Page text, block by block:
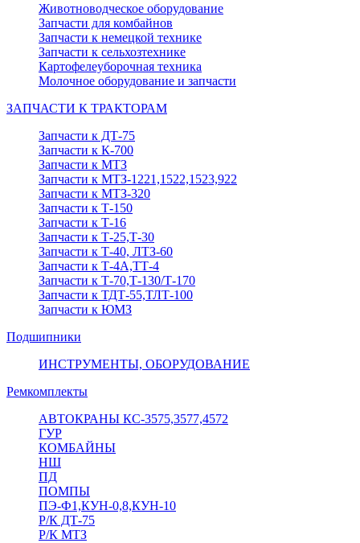
Животноводческое оборудование
Запчасти для комбайнов
Запчасти к немецкой технике
Запчасти к сельхозтехнике
Картофелеуборочная техника
Молочное оборудование и запчасти
ЗАПЧАСТИ К ТРАКТОРАМ
Запчасти к ДТ-75
Запчасти к К-700
Запчасти к МТЗ
Запчасти к МТЗ-1221,1522,1523,922
Запчасти к МТЗ-320
Запчасти к Т-150
Запчасти к Т-16
Запчасти к Т-25,Т-30
Запчасти к Т-40, ЛТЗ-60
Запчасти к Т-4А,ТТ-4
Запчасти к Т-70,Т-130/Т-170
Запчасти к ТДТ-55,ТЛТ-100
Запчасти к ЮМЗ
Подшипники
ИНСТРУМЕНТЫ, ОБОРУДОВАНИЕ
Ремкомплекты
АВТОКРАНЫ КС-3575,3577,4572
ГУР
КОМБАЙНЫ
НШ
ПД
ПОМПЫ
ПЭ-Ф1,КУН-0,8,КУН-10
Р/К ДТ-75
Р/К МТЗ